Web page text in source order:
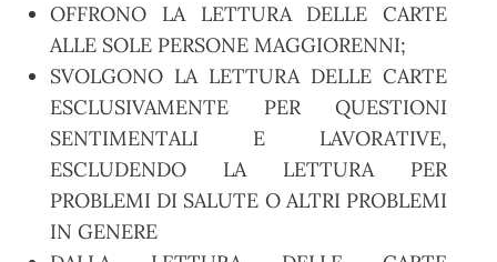
OFFRONO LA LETTURA DELLE CARTE
ALLE SOLE PERSONE MAGGIORENNI;
SVOLGONO LA LETTURA DELLE CARTE
ESCLUSIVAMENTE PER QUESTIONI
SENTIMENTALI E LAVORATIVE,
ESCLUDENDO LA LETTURA PER
PROBLEMI DI SALUTE O ALTRI PROBLEMI
IN GENERE